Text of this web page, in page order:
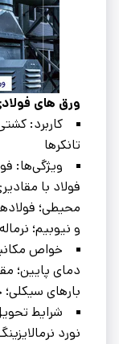
ورق ‌های
کاربرد:
تانکرها
ویژگی‌ها:
فولاد با
محیطی؛
و نیوبیم؛
خواص
دمای پایین؛
بارهای
شرایط
نورد